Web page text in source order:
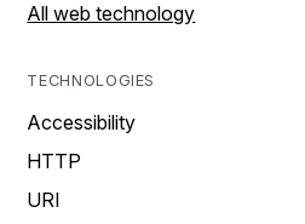
All web technology
TECHNOLOGIES
Accessibility
HTTP
URI